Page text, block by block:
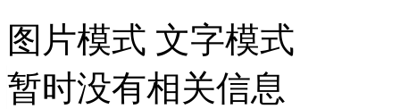
图片模式 文字模式
暂时没有相关信息